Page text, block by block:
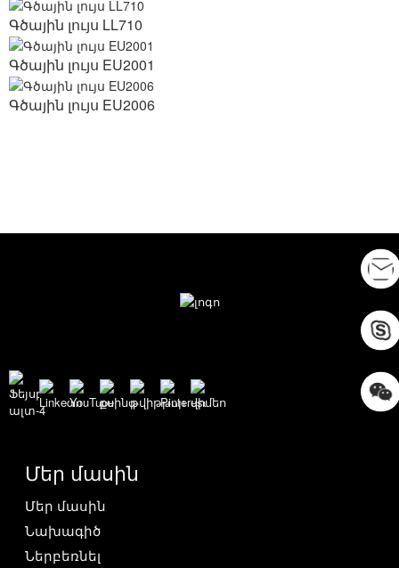
Գծային լույս LL710
Գծային լույս EU2001
Գծային լույս EU2006
Մեր մասին
Մեր մասին
Նախագիծ
Ներբեռնել